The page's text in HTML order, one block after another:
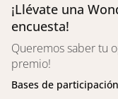
¡Llévate una
encuesta!
Queremos saber tu
premio!
Bases de participación